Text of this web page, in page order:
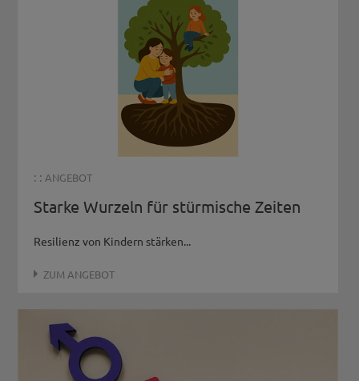
: : ANGEBOT
Starke Wurzeln für stürmische Zeiten
Resilienz von Kindern stärken...
ZUM ANGEBOT